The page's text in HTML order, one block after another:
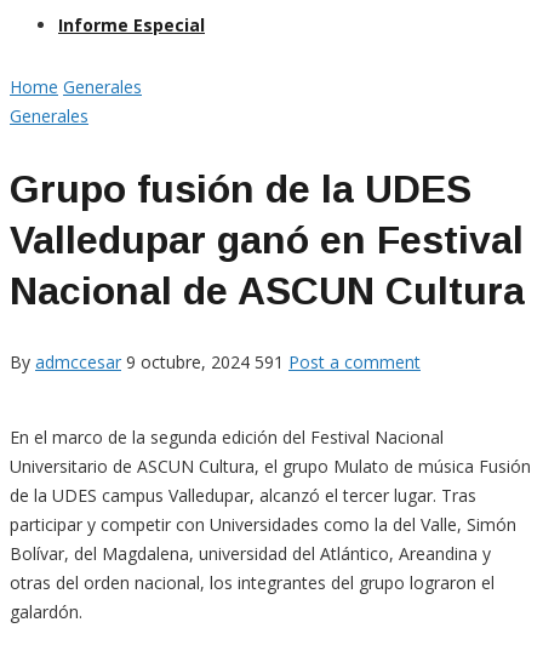
Informe Especial
Home Generales
Generales
Grupo fusión de la UDES
Valledupar ganó en Festival
Nacional de ASCUN Cultura
By admccesar 9 octubre, 2024 591 Post a comment
En el marco de la segunda edición del Festival Nacional
Universitario de ASCUN Cultura, el grupo Mulato de música Fusión
de la UDES campus Valledupar, alcanzó el tercer lugar. Tras
participar y competir con Universidades como la del Valle, Simón
Bolívar, del Magdalena, universidad del Atlántico, Areandina y
otras del orden nacional, los integrantes del grupo lograron el
galardón.